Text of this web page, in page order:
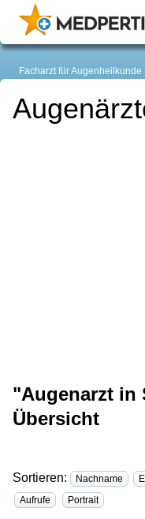
Facharzt für Augenheilkunde
"Augenarzt
Übersicht
Sortieren: Nachname
Aufrufe
Portrait